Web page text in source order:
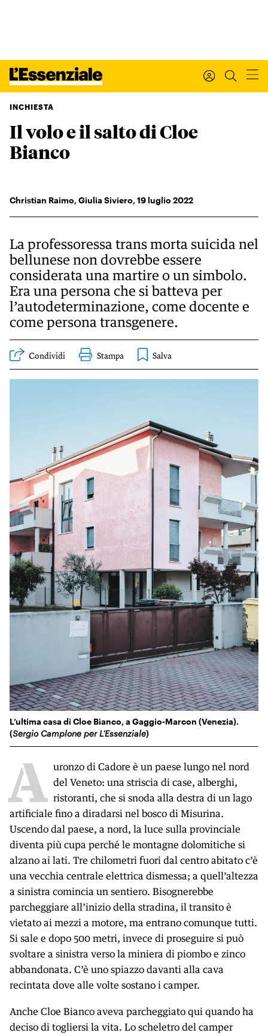
Xxx
Leggi Internazionale
Regala o rinnova
Newsletter
Esci
L’ESSENZIALE
Ultimi articoli
INTERNAZIONALE
IL SETTIMANALE
FESTIVAL
L’ESSENZIALE
INCHIESTA
Il volo e il salto di Cloe
Bianco
Christian Raimo,Giulia Siviero,19 luglio 2022
La professoressa trans morta suicida nel
bellunese non dovrebbe essere
considerata una martire o un simbolo.
Era una persona che si batteva per
l’autodeterminazione, come docente e
come persona transgenere.
Condividi Stampa
L’ultima casa di Cloe Bianco, a Gaggio-Marcon (Venezia).
(Sergio Camplone per L’Essenziale)
A uronzo di Cadore è un paese lungo nel nord
del Veneto: una striscia di case, alberghi,
ristoranti, che si snoda alla destra di un lago
artificiale fino a diradarsi nel bosco di Misurina.
Uscendo dal paese, a nord, la luce sulla provinciale
diventa più cupa perché le montagne dolomitiche si
alzano ai lati. Tre chilometri fuori dal centro abitato c’è
una vecchia centrale elettrica dismessa; a quell’altezza
a sinistra comincia un sentiero. Bisognerebbe
parcheggiare all’inizio della stradina, il transito è
vietato ai mezzi a motore, ma entrano comunque tutti.
Si sale e dopo 500 metri, invece di proseguire si può
svoltare a sinistra verso la miniera di piombo e zinco
abbandonata. C’è uno spiazzo davanti alla cava
recintata dove alle volte sostano i camper.
Anche Cloe Bianco aveva parcheggiato qui quando ha
deciso di togliersi la vita. Lo scheletro del camper